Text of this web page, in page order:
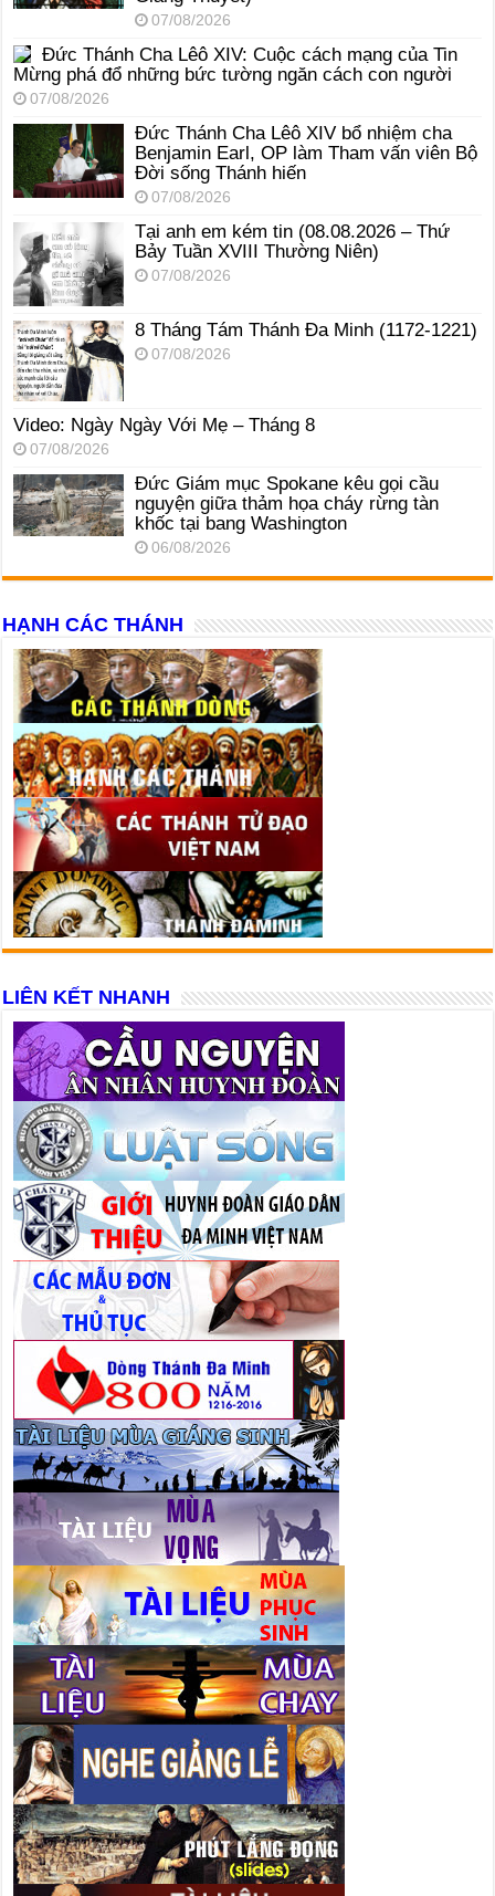
07/08/2026
Đức Thánh Cha Lêô XIV: Cuộc cách mạng của Tin
Mừng phá đổ những bức tường ngăn cách con người
07/08/2026
Đức Thánh Cha Lêô XIV bổ nhiệm cha
Benjamin Earl, OP làm Tham vấn viên Bộ
Đời sống Thánh hiến
07/08/2026
Tại anh em kém tin (08.08.2026 – Thứ
Bảy Tuần XVIII Thường Niên)
07/08/2026
8 Tháng Tám Thánh Ða Minh (1172-1221)
07/08/2026
Video: Ngày Ngày Với Mẹ – Tháng 8
07/08/2026
Đức Giám mục Spokane kêu gọi cầu
nguyện giữa thảm họa cháy rừng tàn
khốc tại bang Washington
06/08/2026
HẠNH CÁC THÁNH
LIÊN KẾT NHANH